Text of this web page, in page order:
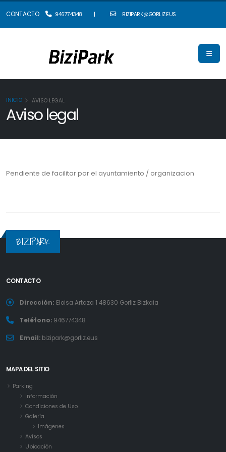
CONTACTO 946774348 | BIZIPARK@GORLIZ.EUS
INICIO AVISO LEGAL
Aviso legal
Pendiente de facilitar por el ayuntamiento / organizacion
BIZIPARK
CONTACTO
Dirección: Eloisa Artaza 1 48630 Gorliz Bizkaia
Teléfono: 946774348
Email: bizipark@gorliz.eus
MAPA DEL SITIO
Parking
Información
Condiciones de Uso
Galería
Imágenes
Avisos
Ubicación